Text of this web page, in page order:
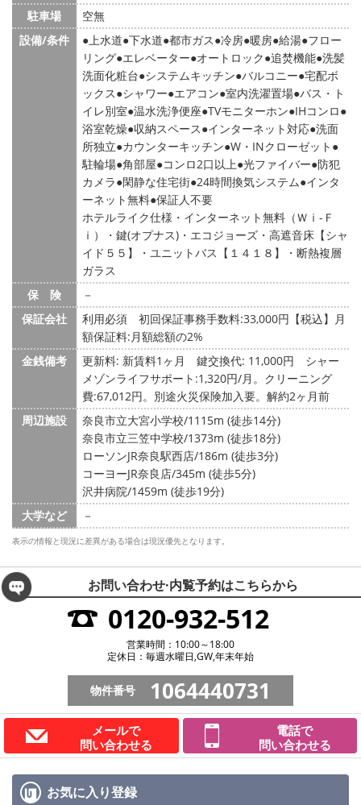
駐車場
空無
設備/条件
上水道 下水道 都市ガス 冷房 暖房 給湯 フロー
リング エレベーター オートロック 追焚機能 洗髪
洗面化粧台 システムキッチン バルコニー 宅配ボ
ックス シャワー エアコン 室内洗濯置場 バス・ト
イレ別室 温水洗浄便座 TVモニターホン IHコンロ
浴室乾燥 収納スペース インターネット対応 洗面
所独立 カウンターキッチン W・INクローゼット
駐輪場 角部屋 コンロ2口以上 光ファイバー 防犯
カメラ 閑静な住宅街 24時間換気システム インタ
ーネット無料 保証人不要
ホテルライク仕様・インターネット無料（Ｗｉ-Ｆ
ｉ）・鍵(オプナス)・エコジョーズ・高遮音床【シャ
イド５５】・ユニットバス【１４１８】・断熱複層
ガラス
保 険
－
保証会社
利用必須 初回保証事務手数料:33,000円【税込】月
額保証料:月額総額の2%
金銭備考
更新料: 新賃料1ヶ月 鍵交換代: 11,000円
シャー
メゾンライフサポート:1,320円/月。クリーニング
費:67,012円。別途火災保険加入要。解約2ヶ月前
周辺施設
奈良市立大宮小学校/1115m (徒歩14分)
奈良市立三笠中学校/1373m (徒歩18分)
ローソンJR奈良駅西店/186m (徒歩3分)
コーヨーJR奈良店/345m (徒歩5分)
沢井病院/1459m (徒歩19分)
大学など
－
表示の情報と現況に差異がある場合は現況優先となります。
お問い合わせ·内覧予約はこちらから
0120-932-512
営業時間：10:00～18:00
定休日：毎週水曜日,GW,年末年始
物件番号 1064440731
メールで
問い合わせる
電話で
問い合わせる
お気に入り登録